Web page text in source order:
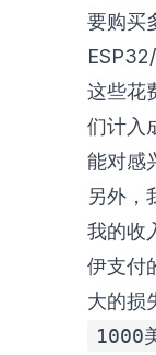
要购买
这些花
们计入
能对感
另外，
我的收
伊支付
大的损
1000